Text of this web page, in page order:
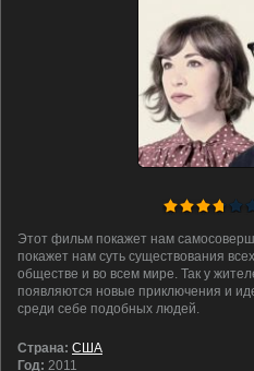
Этот фильм покажет нам
покажет нам суть существования
обществе и во всем мире. Так у
появляются новые приключения и
среди себе подобных людей.
Cтрана: США
Год: 2011